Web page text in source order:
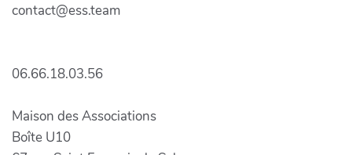
contact@ess.team
06.66.18.03.56
Maison des Associations
Boîte U10